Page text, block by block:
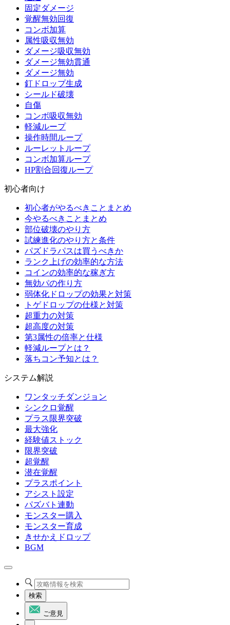
固定ダメージ
覚醒無効回復
コンボ加算
属性吸収無効
ダメージ吸収無効
ダメージ無効貫通
ダメージ無効
釘ドロップ生成
シールド破壊
自傷
コンボ吸収無効
軽減ループ
操作時間ループ
ルーレットループ
コンボ加算ループ
HP割合回復ループ
初心者向け
初心者がやるべきことまとめ
今やるべきことまとめ
部位破壊のやり方
試練進化のやり方と条件
パズドラパスは買うべきか
ランク上げの効率的な方法
コインの効率的な稼ぎ方
無効パの作り方
弱体化ドロップの効果と対策
トゲドロップの仕様と対策
超重力の対策
超高度の対策
第3属性の倍率と仕様
軽減ループとは？
落ちコン予知とは？
システム解説
ワンタッチダンジョン
シンクロ覚醒
プラス限界突破
最大強化
経験値ストック
限界突破
超覚醒
潜在覚醒
プラスポイント
アシスト設定
パズバト連動
モンスター購入
モンスター育成
きせかえドロップ
BGM
検索
ご意見